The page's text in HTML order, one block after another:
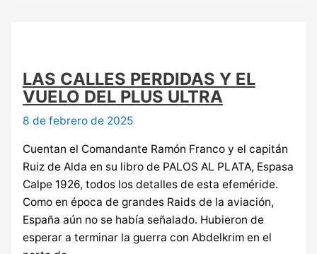
LAS CALLES PERDIDAS Y EL
VUELO DEL PLUS ULTRA
8 de febrero de 2025
Cuentan el Comandante Ramón Franco y el capitán
Ruiz de Alda en su libro de PALOS AL PLATA, Espasa
Calpe 1926, todos los detalles de esta efeméride.
Como en época de grandes Raids de la aviación,
España aún no se había señalado. Hubieron de
esperar a terminar la guerra con Abdelkrim en el